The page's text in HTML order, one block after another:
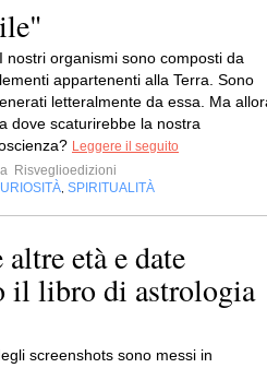
. I nostri organismi sono composti da
appartenenti alla Terra. Sono
letteralmente da essa. Ma
dove scaturirebbe la nostra
Leggere il seguito
Risveglioedizioni
SPIRITUALITÀ
età e date
il libro di astrologia
screenshots sono messi in